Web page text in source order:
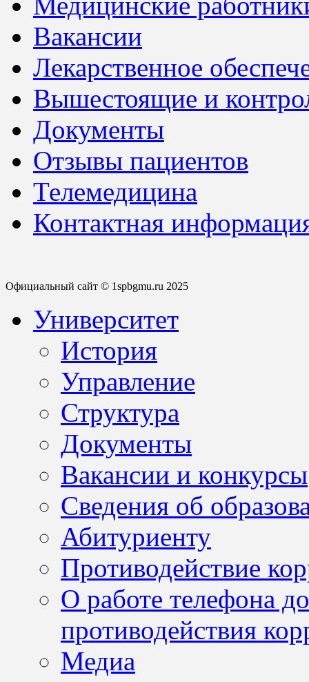
Вакансии
Лекарственное
Вышестоящие и
Документы
Отзывы пациентов
Телемедицина
Контактная
Официальный сайт © 1spbgmu.ru 2025
Университет
История
Управление
Структура
Документы
Вакансии и конкурсы
Сведения об
Абитуриенту
Противодействие
О работе телефона
противодействия
Медиа